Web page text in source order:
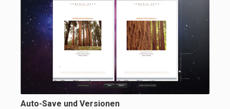
Auto-Save und Versionen